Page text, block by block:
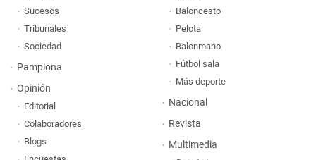
Sucesos
Tribunales
Sociedad
Pamplona
Opinión
Editorial
Colaboradores
Blogs
Baloncesto
Pelota
Balonmano
Fútbol sala
Más deporte
Nacional
Revista
Multimedia